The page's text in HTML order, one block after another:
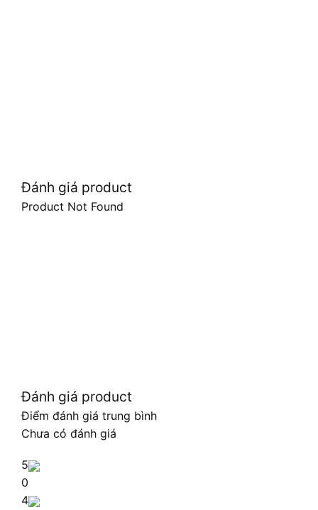
Đánh giá product
Product Not Found
Đánh giá product
Điểm đánh giá trung bình
Chưa có đánh giá
5
0
4